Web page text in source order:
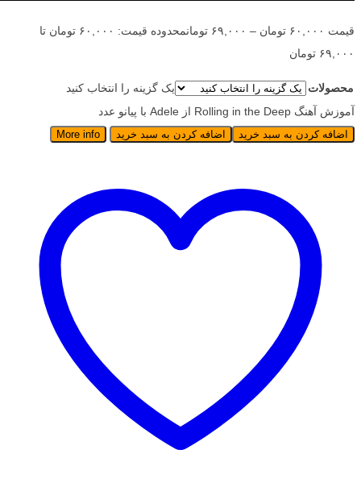
قیمت ۶۰,۰۰۰ تومان – ۶۹,۰۰۰ تومان
محدوده قیمت: ۶۰,۰۰۰ تومان تا
۶۹,۰۰۰ تومان
محصولات
یک گزینه را انتخاب کنید
آموزش آهنگ Rolling in the Deep از Adele با پیانو عدد
اضافه کردن به سبد خرید اضافه کردن به سبد خرید More info